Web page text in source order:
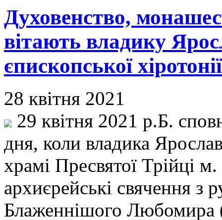
Духовенство,
вітають владику
єпископської хіротонії
28 квітня 2021
29 квітня 2021 р.Б.
дня, коли владика
храмі Пресвятої Трійці
архиєрейські свячення
Блаженнішого Любомира